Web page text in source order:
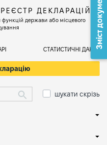
ДЕКЛАРАЦІЙ
держави або місцевого
СТАТИСТИЧНІ ДАНІ
шукати скрізь
Зміст документа